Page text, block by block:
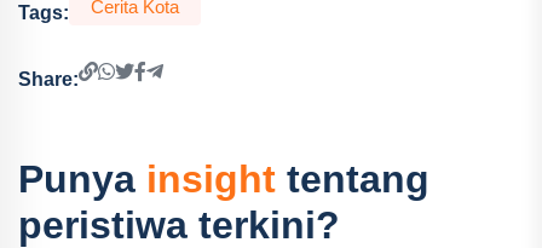
Tags: Cerita Kota
Share:
Punya insight tentang
peristiwa terkini?